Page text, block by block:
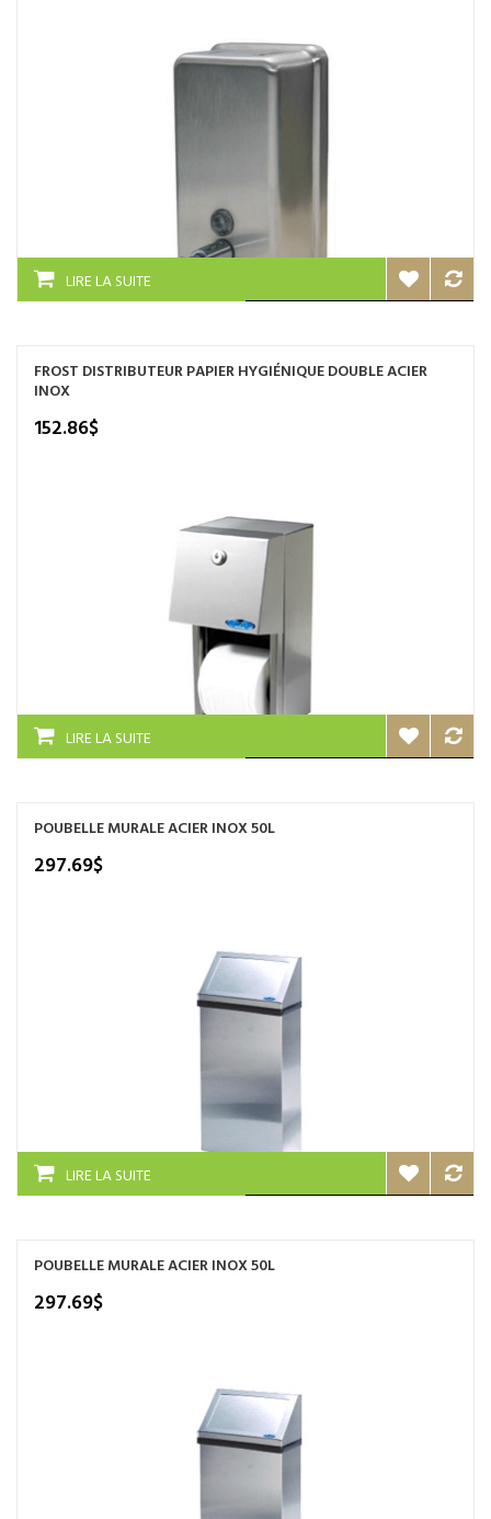
LIRE LA SUITE
FROST DISTRIBUTEUR PAPIER HYGIÉNIQUE DOUBLE ACIER
INOX
152.86$
LIRE LA SUITE
POUBELLE MURALE ACIER INOX 50L
297.69$
LIRE LA SUITE
POUBELLE MURALE ACIER INOX 50L
297.69$